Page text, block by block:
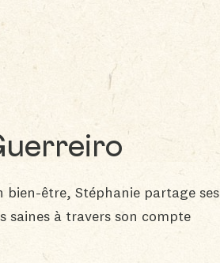
bien-être, Stéphanie partage ses
saines à travers son compte